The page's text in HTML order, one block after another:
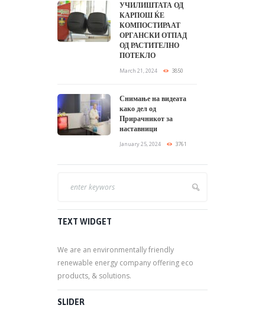
УЧИЛИШТАТА ОД
КАРПОШ ЌЕ
КОМПОСТИРААТ
ОРГАНСКИ ОТПАД
ОД РАСТИТЕЛНО
ПОТЕКЛО
March 21, 2024 3850
Снимање на видеата
како дел од
Прирачникот за
наставници
January 25, 2024 3761
TEXT WIDGET
We are an environmentally friendly
renewable energy company offering eco
products, & solutions.
SLIDER